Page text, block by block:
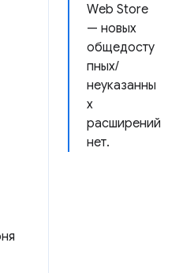
Web Store
— новых
общедосту
пных/
неуказанны
х
расширений
нет.